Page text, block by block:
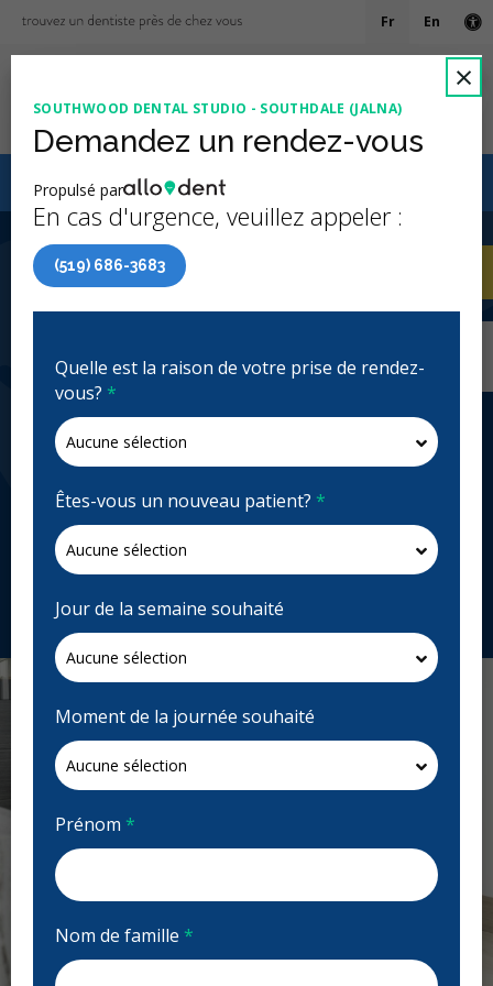
Fr En
maintenant accessible à tous les groupes d’âge
Accueil/London, ON
Southwood Dental Studio -
Southdale (Jalna)
Clinique dentaire généraliste, Urgence: Heures
4.4 étoiles
(186)
Demandez un rendez-vous
Fermé | Voir les heures d'ouvertures
395 Southdale Rd E, London, ON N6E 1A2, Canada
southwooddentalstudio.com
×
SOUTHWOOD DENTAL STUDIO - SOUTHDALE (JALNA)
Demandez un rendez-vous
Propulsé par
En cas d'urgence, veuillez appeler :
(519) 686-3683
Quelle est la raison de votre prise de rendez-
vous? *
Êtes-vous un nouveau patient? *
Jour de la semaine souhaité
Moment de la journée souhaité
Prénom *
Nom de famille *